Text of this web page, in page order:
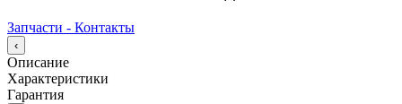
Запчасти - Контакты
‹
Описание
Характеристики
Гарантия